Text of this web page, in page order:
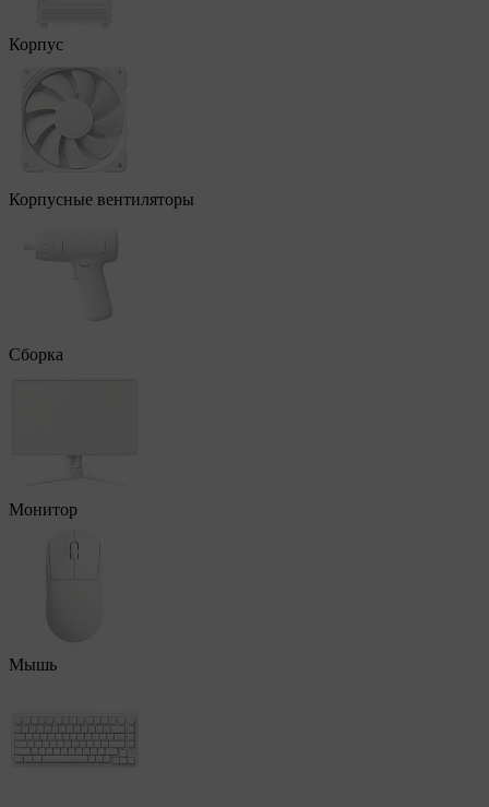
Корпус
Корпусные вентиляторы
Сборка
Монитор
Мышь